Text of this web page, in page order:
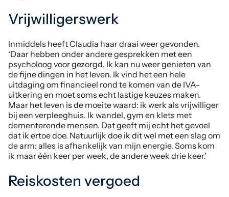
Vrijwilligerswerk
Inmiddels heeft Claudia haar draai weer gevonden.
‘Daar hebben onder andere gesprekken met een
psycholoog voor gezorgd. Ik kan nu weer genieten van
de fijne dingen in het leven. Ik vind het een hele
uitdaging om financieel rond te komen van de IVA-
uitkering en moet soms echt lastige keuzes maken.
Maar het leven is de moeite waard: ik werk als vrijwilliger
bij een verpleeghuis. Ik wandel, gym en klets met
dementerende mensen. Dat geeft mij echt het gevoel
dat ik ertoe doe. Natuurlijk doe ik dit wel met een slag om
de arm: alles is afhankelijk van mijn energie. Soms kom
ik maar één keer per week, de andere week drie keer.’
Reiskosten vergoed